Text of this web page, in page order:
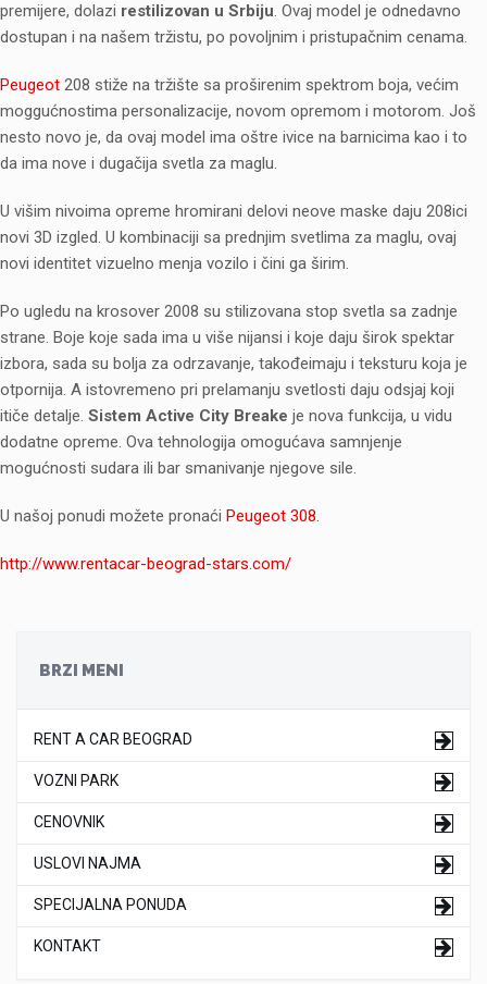
premijere, dolazi restilizovan u Srbiju. Ovaj model je odnedavno
dostupan i na našem tržistu, po povoljnim i pristupačnim cenama.
Peugeot 208 stiže na tržište sa proširenim spektrom boja, većim
moggućnostima personalizacije, novom opremom i motorom. Još
nesto novo je, da ovaj model ima oštre ivice na barnicima kao i to
da ima nove i dugačija svetla za maglu.
U višim nivoima opreme hromirani delovi neove maske daju 208ici
novi 3D izgled. U kombinaciji sa prednjim svetlima za maglu, ovaj
novi identitet vizuelno menja vozilo i čini ga širim.
Po ugledu na krosover 2008 su stilizovana stop svetla sa zadnje
strane. Boje koje sada ima u više nijansi i koje daju širok spektar
izbora, sada su bolja za odrzavanje, takođeimaju i teksturu koja je
otpornija. A istovremeno pri prelamanju svetlosti daju odsjaj koji
itiče detalje. Sistem Active City Breake je nova funkcija, u vidu
dodatne opreme. Ova tehnologija omogućava samnjenje
mogućnosti sudara ili bar smanivanje njegove sile.
U našoj ponudi možete pronaći Peugeot 308.
http://www.rentacar-beograd-stars.com/
BRZI MENI
RENT A CAR BEOGRAD
VOZNI PARK
CENOVNIK
USLOVI NAJMA
SPECIJALNA PONUDA
KONTAKT